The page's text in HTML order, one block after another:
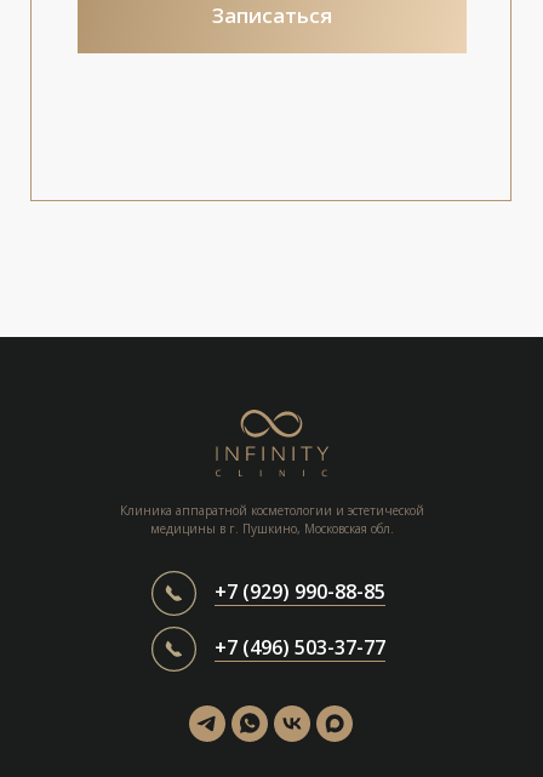
Клиника аппаратной косметологии и эстетической
медицины в г. Пушкино, Московская обл.
+7 (929) 990-88-85
+7 (496) 503-37-77